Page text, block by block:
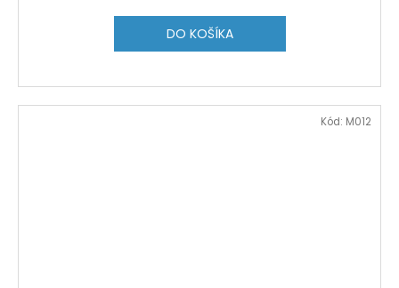
DO KOŠÍKA
Kód: M012